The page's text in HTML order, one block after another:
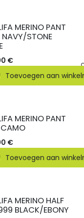
Vergelijken
MERINO PANT
STONE
€
Toevoegen aan
Vergelijken
MERINO PANT
€
Toevoegen aan
MERINO HALF
BLACK/EBONY